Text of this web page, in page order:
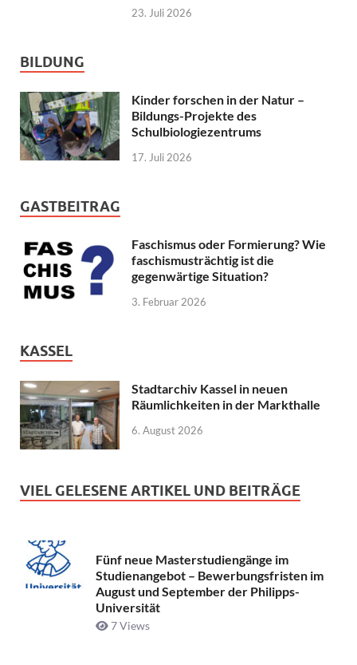
23. Juli 2026
BILDUNG
Kinder forschen in der Natur –
Bildungs-Projekte des
Schulbiologiezentrums
17. Juli 2026
GASTBEITRAG
Faschismus oder Formierung? Wie
faschismusträchtig ist die
gegenwärtige Situation?
3. Februar 2026
KASSEL
Stadtarchiv Kassel in neuen
Räumlichkeiten in der Markthalle
6. August 2026
VIEL GELESENE ARTIKEL UND BEITRÄGE
Fünf neue Masterstudiengänge im
Studienangebot – Bewerbungsfristen im
August und September der Philipps-
Universität
7 Views